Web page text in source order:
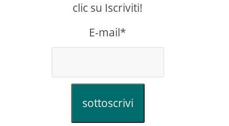
clic su Iscriviti!
E-mail*
sottoscrivi